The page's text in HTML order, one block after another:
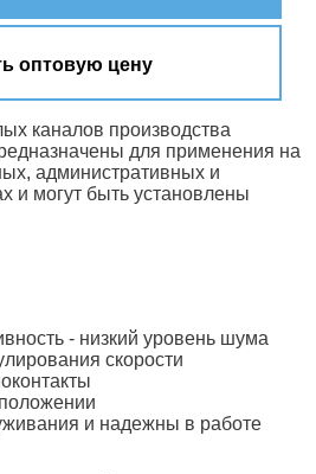
оптовую цену
каналов производства
для применения на
административных и
и могут быть установлены
- низкий уровень шума
скорости
и надежны в работе